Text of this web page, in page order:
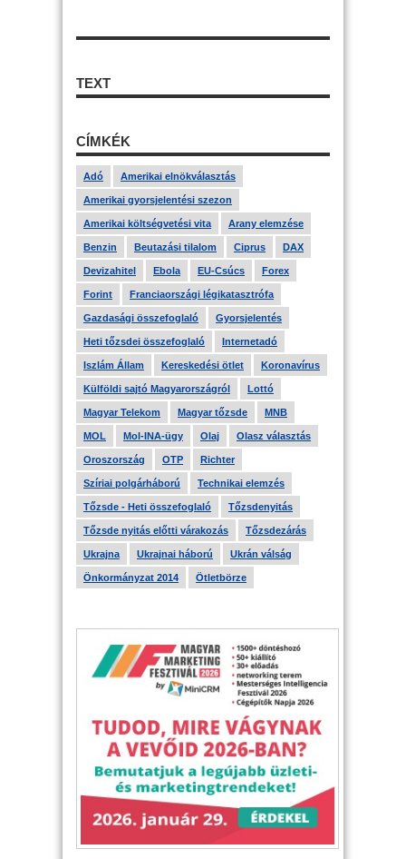
TEXT
CÍMKÉK
Adó Amerikai elnökválasztás
Amerikai gyorsjelentési szezon
Amerikai költségvetési vita Arany elemzése
Benzin Beutazási tilalom Ciprus DAX
Devizahitel Ebola EU-Csúcs Forex
Forint Franciaországi légikatasztrófa
Gazdasági összefoglaló Gyorsjelentés
Heti tőzsdei összefoglaló Internetadó
Iszlám Állam Kereskedési ötlet Koronavírus
Külföldi sajtó Magyarországról Lottó
Magyar Telekom Magyar tőzsde MNB
MOL Mol-INA-ügy Olaj Olasz választás
Oroszország OTP Richter
Szíriai polgárháború Technikai elemzés
Tőzsde - Heti összefoglaló Tőzsdenyitás
Tőzsde nyitás előtti várakozás Tőzsdezárás
Ukrajna Ukrajnai háború Ukrán válság
Önkormányzat 2014 Ötletbörze